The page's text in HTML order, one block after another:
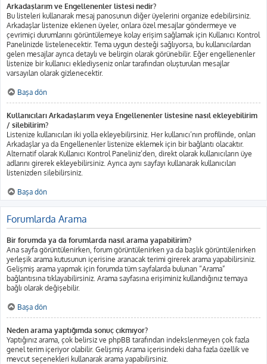
Arkadaşlarım ve Engellenenler listesi nedir?
Bu listeleri kullanarak mesaj panosunun diğer üyelerini organize edebilirsiniz.
Arkadaşlar listenize eklenen üyeler, onlara özel mesajlar göndermeye ve
çevrimiçi durumlarını görüntülemeye kolay erişim sağlamak için Kullanıcı Kontrol
Panelinizde listelenecektir. Tema uygun desteği sağlıyorsa, bu kullanıcılardan
gelen mesajlar ayrıca detaylı ve belirgin olarak görünebilir. Eğer engellenenler
listenize bir kullanıcı eklediyseniz onlar tarafından oluşturulan mesajlar
varsayılan olarak gizlenecektir.
Başa dön
Kullanıcıları Arkadaşlarım veya Engellenenler listesine nasıl ekleyebilirim
/ silebilirim?
Listenize kullanıcıları iki yolla ekleyebilirsiniz. Her kullanıcı’nın profilinde, onları
Arkadaşlar ya da Engellenenler listenize eklemek için bir bağlantı olacaktır.
Alternatif olarak Kullanıcı Kontrol Paneliniz’den, direkt olarak kullanıcıların üye
adlarını girerek ekleyebilirsiniz. Ayrıca aynı sayfayı kullanarak kullanıcıları
listenizden silebilirsiniz.
Başa dön
Forumlarda Arama
Bir forumda ya da forumlarda nasıl arama yapabilirim?
Ana sayfa görüntülenirken, forum görüntülenirken ya da başlık görüntülenirken
yerleşik arama kutusunun içerisine aranacak terimi girerek arama yapabilirsiniz.
Gelişmiş arama yapmak için forumda tüm sayfalarda bulunan “Arama”
bağlantısına tıklayabilirsiniz. Arama sayfasına erişiminiz kullandığınız temaya
bağlı olarak değişebilir.
Başa dön
Neden arama yaptığımda sonuç çıkmıyor?
Yaptığınız arama, çok belirsiz ve phpBB tarafından indekslenmeyen çok fazla
genel terim içeriyor olabilir. Gelişmiş Arama içerisindeki daha fazla özellik ve
mevcut seçenekleri kullanarak arama yapabilirsiniz.